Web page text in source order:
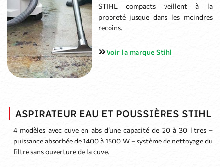
STIHL compacts veillent à la
propreté jusque dans les moindres
recoins.
Voir la marque Stihl
ASPIRATEUR EAU ET POUSSIÈRES STIHL
4 modèles avec cuve en abs d’une capacité de 20 à 30 litres –
puissance absorbée de 1400 à 1500 W – système de nettoyage du
filtre sans ouverture de la cuve.